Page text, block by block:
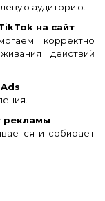
аудиторию.
на сайт
корректно
действий
рекламы
и собирает